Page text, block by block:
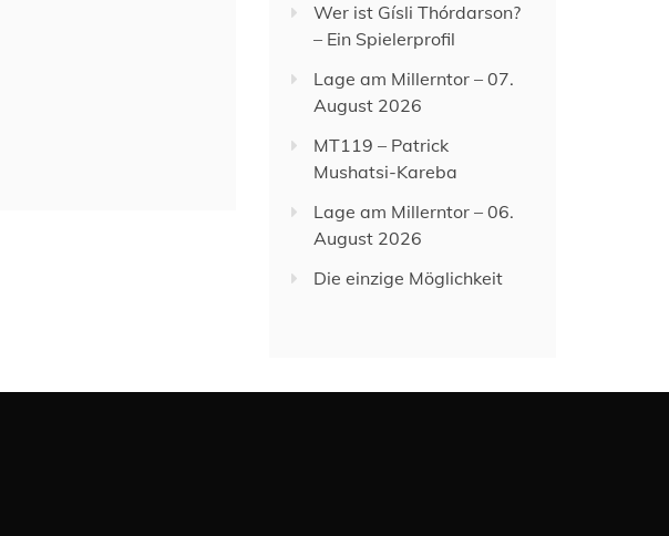
Wer ist Gísli Thórdarson?
– Ein Spielerprofil
Lage am Millerntor – 07.
August 2026
MT119 – Patrick
Mushatsi-Kareba
Lage am Millerntor – 06.
August 2026
Die einzige Möglichkeit